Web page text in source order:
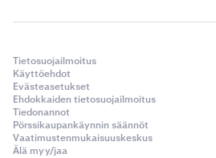
Tietosuojailmoitus
Käyttöehdot
Evästeasetukset
Ehdokkaiden tietosuojailmoitus
Tiedonannot
Pörssikaupankäynnin säännöt
Vaatimustenmukaisuuskeskus
Älä myy/jaa